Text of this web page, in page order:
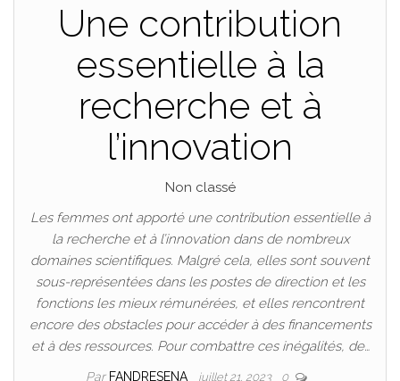
Une contribution
essentielle à la
recherche et à
l’innovation
Non classé
Les femmes ont apporté une contribution essentielle à
la recherche et à l’innovation dans de nombreux
domaines scientifiques. Malgré cela, elles sont souvent
sous-représentées dans les postes de direction et les
fonctions les mieux rémunérées, et elles rencontrent
encore des obstacles pour accéder à des financements
et à des ressources. Pour combattre ces inégalités, de…
Par FANDRESENA juillet 21, 2023 0